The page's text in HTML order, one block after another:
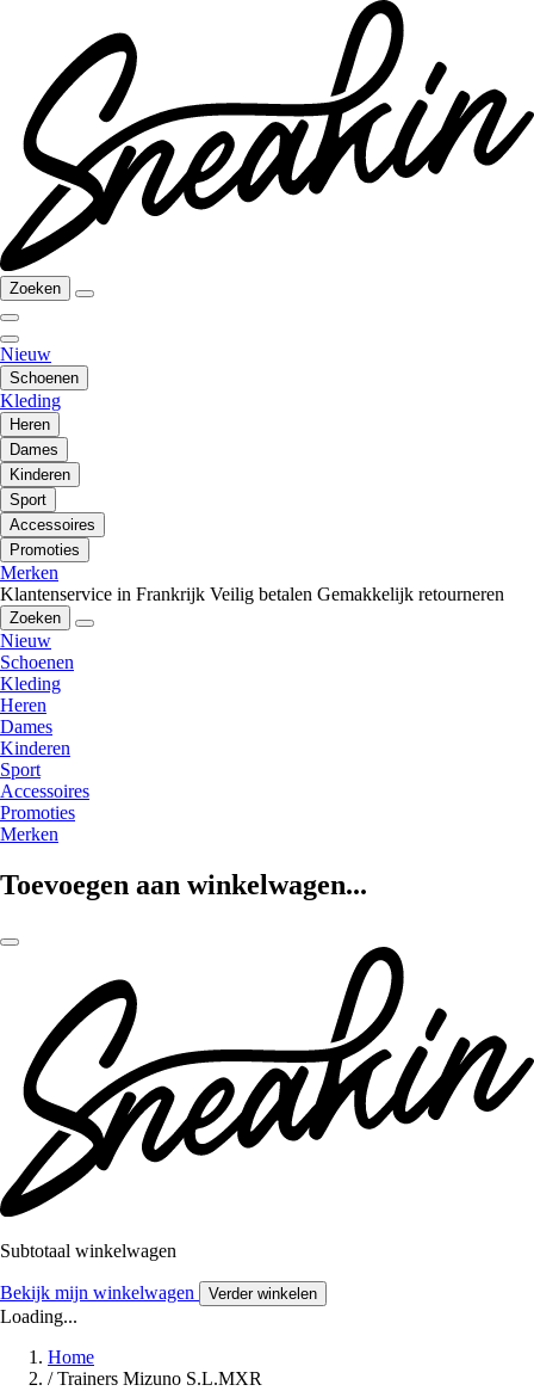
Zoeken
Nieuw
Schoenen
Kleding
Heren
Dames
Kinderen
Sport
Accessoires
Promoties
Merken
Klantenservice in Frankrijk Veilig betalen Gemakkelijk retourneren
Zoeken
Nieuw
Schoenen
Kleding
Heren
Dames
Kinderen
Sport
Accessoires
Promoties
Merken
Toevoegen aan winkelwagen...
Subtotaal winkelwagen
Bekijk mijn winkelwagen Verder winkelen
Loading...
Home
/ Trainers Mizuno S.L.MXR